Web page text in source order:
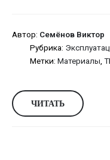
Автор: Семёнов Виктор
Рубрика:
Метки: Материалы
ЧИТАТЬ